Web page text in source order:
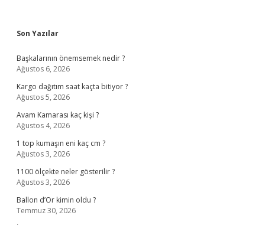
Sidebar
Son Yazılar
Başkalarının önemsemek nedir ?
Ağustos 6, 2026
Kargo dağıtım saat kaçta bitiyor ?
Ağustos 5, 2026
Avam Kamarası kaç kişi ?
Ağustos 4, 2026
1 top kumaşın eni kaç cm ?
Ağustos 3, 2026
1100 ölçekte neler gösterilir ?
Ağustos 3, 2026
Ballon d’Or kimin oldu ?
Temmuz 30, 2026